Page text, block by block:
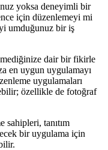
yoksa deneyimli bir
için düzenlemeyi mi
umduğunuz bir iş
dair bir fikirle
en uygun uygulamayı
uygulamaları
özellikle de fotoğraf
sahipleri, tanıtım
bir uygulama için